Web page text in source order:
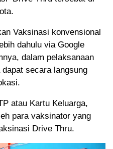
Vaksinasi konvensional
dahulu via Google
dalam pelaksanaan
secara langsung
atau Kartu Keluarga,
para vaksinator yang
Drive Thru.